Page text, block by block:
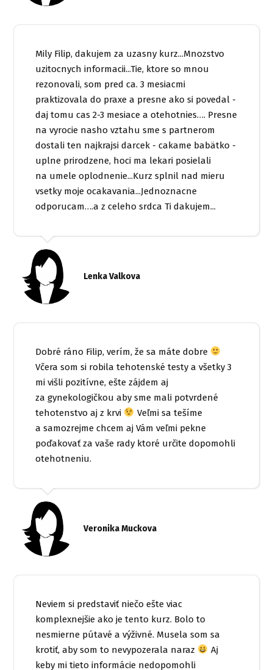
Mily Filip, dakujem za uzasny kurz...Mnozstvo
uzitocnych informacii...Tie, ktore so mnou
rezonovali, som pred ca. 3 mesiacmi
praktizovala do praxe a presne ako si povedal -
daj tomu cas 2-3 mesiace a otehotnies…. Presne
na vyrocie nasho vztahu sme s partnerom
dostali ten najkrajsi darcek - cakame babätko -
uplne prirodzene, hoci ma lekari posielali
na umele oplodnenie...Kurz splnil nad mieru
vsetky moje ocakavania...Jednoznacne
odporucam….a z celeho srdca Ti dakujem...
Lenka Valkova
Dobré ráno Filip, verím, že sa máte dobre
Včera som si robila tehotenské testy a všetky 3
mi višli pozitívne, ešte zájdem aj
za gynekologičkou aby sme mali potvrdené
tehotenstvo aj z krvi
Veľmi sa tešíme
a samozrejme chcem aj Vám veľmi pekne
poďakovať za vaše rady ktoré určite dopomohli
otehotneniu.
Veronika Muckova
Neviem si predstaviť niečo ešte viac
komplexnejšie ako je tento kurz. Bolo to
nesmierne pútavé a výživné. Musela som sa
krotiť, aby som to nevypozerala naraz
Aj
keby mi tieto informácie nedopomohli